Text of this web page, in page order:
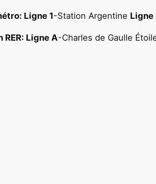
Ligne 1-Station Argentine Ligne
RER: Ligne A-Charles de Gaulle